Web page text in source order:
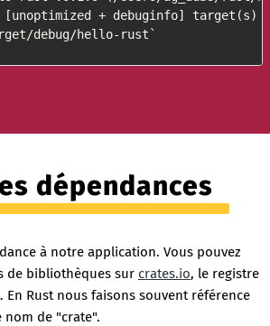
+ debuginfo] target(s)
debug/hello-rust`
dépendances
à notre application. Vous pouvez
de bibliothèques sur crates.io, le registre
En Rust nous faisons souvent référence
nom de "crate".